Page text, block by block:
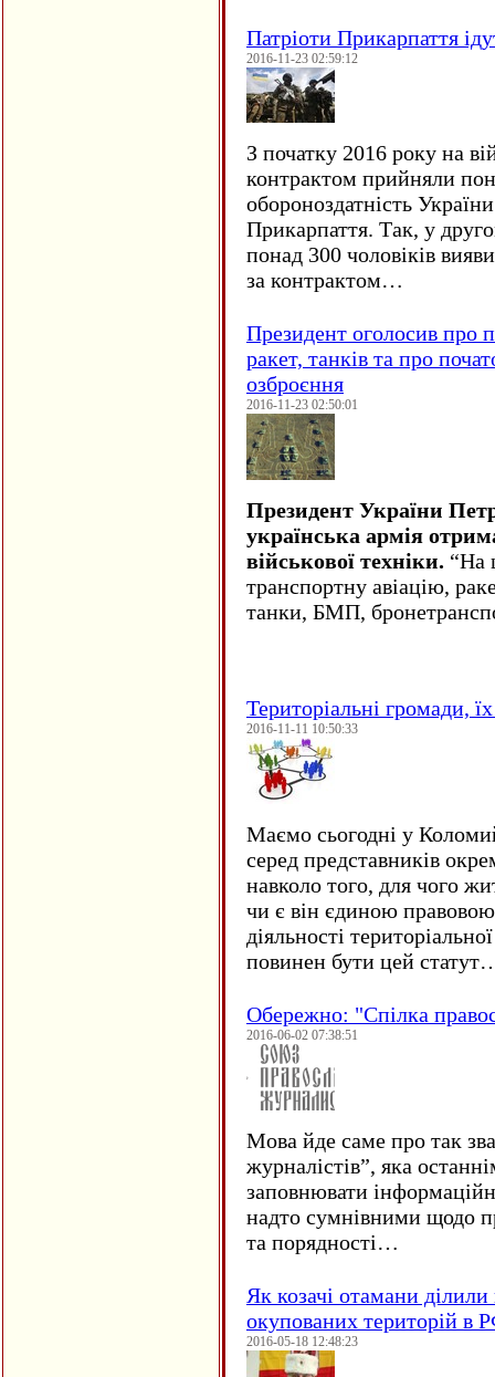
Патріоти Прикарпаття
2016-11-23 02:59:12
З початку 2016 року на
контрактом прийняли
обороноздатність
Прикарпаття. Так, у
понад 300 чоловіків
за контрактом…
Президент оголосив про
ракет, танків та про
озброєння
2016-11-23 02:50:01
Президент України
українська армія
військової техніки. “На
транспортну авіацію,
танки, БМП,
Територіальні громади,
2016-11-11 10:50:33
Маємо сьогодні у
серед представників
навколо того, для чого
чи є він єдиною
діяльності
повинен бути цей
Обережно: "Спілка
2016-06-02 07:38:51
Мова йде саме про так
журналістів”, яка
заповнювати
надто сумнівними щодо
та порядності…
Як козачі отамани
окупованих територій в
2016-05-18 12:48:23